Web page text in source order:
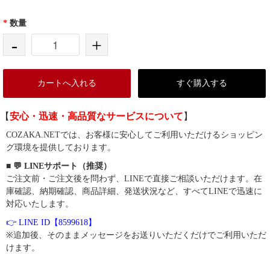
* 数量
- +
カートへ入れる すぐ購入する
【安心・迅速・高品質なサービスについて 】
COZAKA.NETでは、お客様に安心してご利用いただけるショッピン
グ環境を提供しております。
■ 💬 LINEサポート（推奨）
ご注文前・ご注文後を問わず、LINEで直接ご相談いただけます。在
庫確認、納期確認、商品詳細、発送状況など、すべてLINEで迅速に
対応いたします。
👉 LINE ID【8599618】
※追加後、そのままメッセージをお送りいただくだけでご利用いただ
けます。